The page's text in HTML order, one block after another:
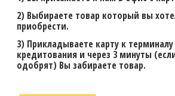
2) Выбираете товар который вы
приобрести.
3) Прикладываете карту к
кредитования и через 3 минуты
одобрят) Вы забираете товар.